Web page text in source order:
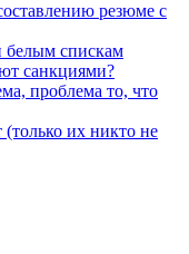
резюме с
белым спискам
санкциями?
проблема то, что
их никто не